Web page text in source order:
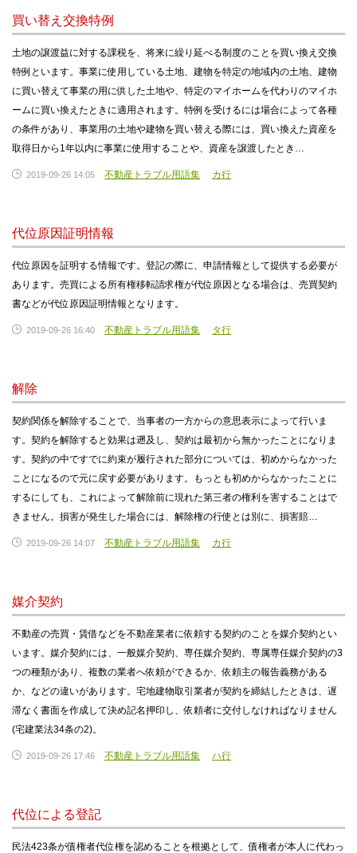
買い替え交換特例
土地の譲渡益に対する課税を、将来に繰り延べる制度のことを買い換え交換
特例といます。事業に使用している土地、建物を特定の地域内の土地、建物
に買い替えて事業の用に供した土地や、特定のマイホームを代わりのマイホ
ームに買い換えたときに適用されます。特例を受けるには場合によって各種
の条件があり、事業用の土地や建物を買い替える際には、買い換えた資産を
取得日から1年以内に事業に使用することや、資産を譲渡したとき…
2019-09-26 14:05 不動産トラブル用語集 カ行
代位原因証明情報
代位原因を証明する情報です。登記の際に、申請情報として提供する必要が
あります。売買による所有権移転請求権が代位原因となる場合は、売買契約
書などが代位原因証明情報となります。
2019-09-26 16:40 不動産トラブル用語集 タ行
解除
契約関係を解除することで、当事者の一方からの意思表示によって行いま
す。契約を解除すると効果は遡及し、契約は最初から無かったことになりま
す。契約の中ですでに約束が履行された部分については、初めからなかった
ことになるので元に戻す必要があります。もっとも初めからなかったことに
するにしても、これによって解除前に現れた第三者の権利を害することはで
きません。損害が発生した場合には、解除権の行使とは別に、損害賠…
2019-09-26 14:07 不動産トラブル用語集 カ行
媒介契約
不動産の売買・賃借などを不動産業者に依頼する契約のことを媒介契約とい
います。媒介契約には、一般媒介契約、専任媒介契約、専属専任媒介契約の3
つの種類があり、複数の業者へ依頼ができるか、依頼主の報告義務がある
か、などの違いがあります。宅地建物取引業者が契約を締結したときは、遅
滞なく書面を作成して決め記名押印し、依頼者に交付しなければなりません
(宅建業法34条の2)。
2019-09-26 17:46 不動産トラブル用語集 ハ行
代位による登記
民法423条が債権者代位権を認めることを根拠として、債権者が本人に代わっ